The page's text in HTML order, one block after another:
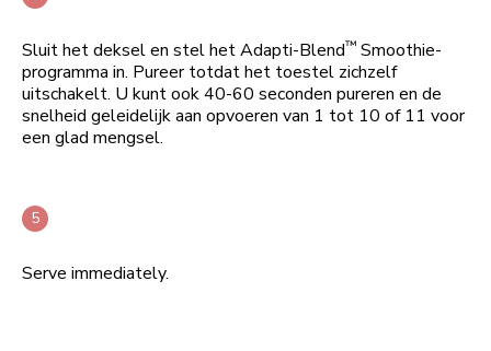
Sluit het deksel en stel het Adapti-Blend™ Smoothie-
programma in. Pureer totdat het toestel zichzelf
uitschakelt. U kunt ook 40-60 seconden pureren en de
snelheid geleidelijk aan opvoeren van 1 tot 10 of 11 voor
een glad mengsel.
Serve immediately.